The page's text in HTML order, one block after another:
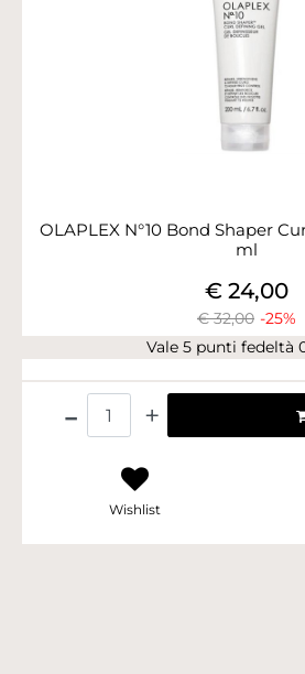
OLAPLEX N°10 Bond Shaper
ml
€ 32,00 -25%
€ 24,00
Vale 5 punti fedeltà
Wishlist